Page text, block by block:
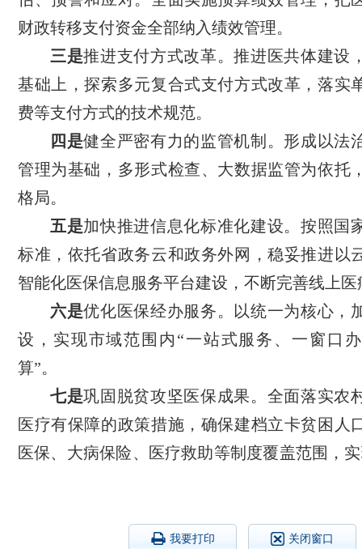
财政转移支付资金全部纳入绩效管理。
三是推进支付方式改革。推进医共体建设
基础上，探索多元复合式支付方式改革，落实
费等支付方式的技术规范。
四是健全严密有力的监管机制。形成以法
管理为基础，多形式检查、大数据监管为依托
格局。
五是加快推进信息化标准化建设。按照国
标准，依托省政务云和政务外网，稳妥推进以
智能化医保信息服务平台建设，不断完善线上医
六是优化医保经办服务。以统一为核心，
设，实现市域范围内“一站式服务、一窗口
算”。
七是巩固脱贫攻坚医保成果。全面落实农
医疗有保障的政策措施，确保建档立卡贫困人
医保、大病保险、医疗救助等制度覆盖范围，
我要打印 关闭窗口